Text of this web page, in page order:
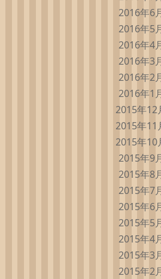
2016年6
2016年5
2016年4
2016年3
2016年2
2016年1
2015年12
2015年11
2015年10
2015年9
2015年8
2015年7
2015年6
2015年5
2015年4
2015年3
2015年2